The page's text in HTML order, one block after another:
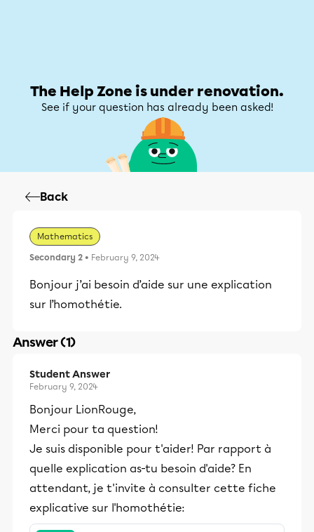
The Help Zone is under renovation.
See if your question has already been asked!
Back
Mathematics
Secondary 2 • February 9, 2024
Bonjour j’ai besoin d’aide sur une explication
sur l’homothétie.
Answer (1)
Student Answer
February 9, 2024
Bonjour LionRouge,
Merci pour ta question!
Je suis disponible pour t'aider! Par rapport à
quelle explication as-tu besoin d'aide? En
attendant, je t'invite à consulter cette fiche
explicative sur l'homothétie: